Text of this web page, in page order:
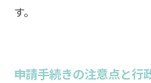
す。
申請手続きの注意点と行